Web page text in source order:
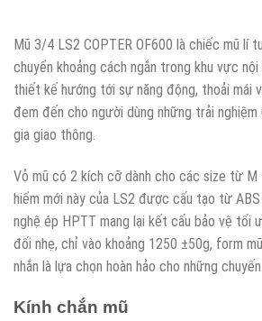
Mũ 3/4 LS2 COPTER OF600 là chiếc mũ lí
chuyển khoảng cách ngắn trong khu vực
thiết kế hướng tới sự năng động, thoải mái
đem đến cho người dùng những trải nghiệm
gia giao thông.
Vỏ mũ có 2 kích cỡ dành cho các size từ M
hiểm mới này của LS2 được cấu tạo từ
nghệ ép HPTT mang lại kết cấu bảo vệ tối
đối nhẹ, chỉ vào khoảng 1250 ±50g, form
nhắn là lựa chọn hoàn hảo cho những
Kính chắn mũ